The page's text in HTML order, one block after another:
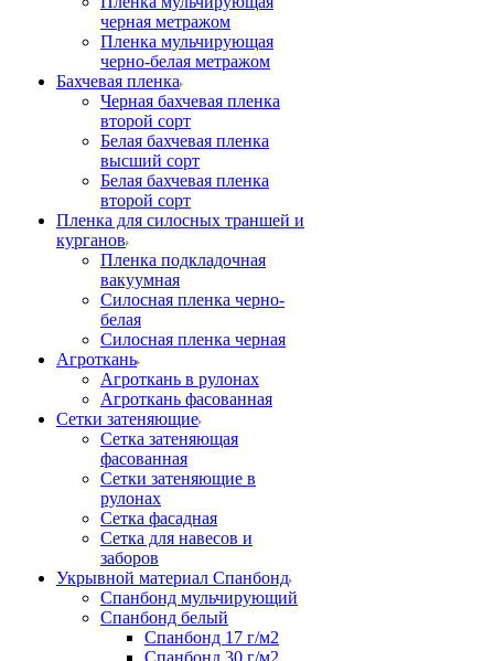
черная метражом
Пленка мульчирующая
черно-белая метражом
Бахчевая пленка
Черная бахчевая пленка
второй сорт
Белая бахчевая пленка
высший сорт
Белая бахчевая пленка
второй сорт
Пленка для силосных траншей и
курганов
Пленка подкладочная
вакуумная
Силосная пленка черно-
белая
Силосная пленка черная
Агроткань
Агроткань в рулонах
Агроткань фасованная
Сетки затеняющие
Сетка затеняющая
фасованная
Сетки затеняющие в
рулонах
Сетка фасадная
Сетка для навесов и
заборов
Укрывной материал Спанбонд
Спанбонд мульчирующий
Спанбонд белый
Спанбонд 17 г/м2
Спанбонд 30 г/м2